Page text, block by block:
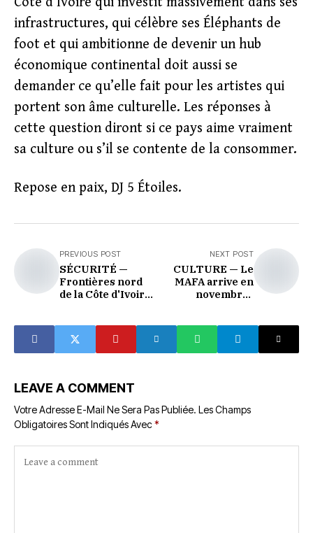
infrastructures, qui célèbre ses Éléphants de
foot et qui ambitionne de devenir un hub
économique continental doit aussi se
demander ce qu’elle fait pour les artistes qui
portent son âme culturelle. Les réponses à
cette question diront si ce pays aime vraiment
sa culture ou s’il se contente de la consommer.
Repose en paix, DJ 5 Étoiles.
PREVIOUS POST
SÉCURITÉ —
Frontières nord
de la Côte d'Ivoire :
NEXT POST
CULTURE — Le
MAFA arrive en
novembre :
capitale africaine
du film d'animation
LEAVE A COMMENT
Votre Adresse E-Mail Ne Sera Pas Publiée. Les Champs
Obligatoires Sont Indiqués Avec*